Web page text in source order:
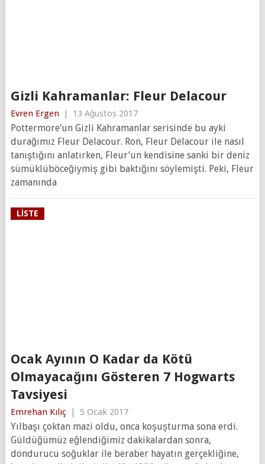
Gizli Kahramanlar: Fleur Delacour
Evren Ergen | 13 Ağustos 2017
Pottermore‘un Gizli Kahramanlar serisinde bu ayki
durağımız Fleur Delacour. Ron, Fleur Delacour ile nasıl
tanıştığını anlatırken, Fleur’un kendisine sanki bir deniz
sümüklüböceğiymiş gibi baktığını söylemişti. Peki, Fleur
zamanında
LISTE
Ocak Ayının O Kadar da Kötü
Olmayacağını Gösteren 7 Hogwarts
Tavsiyesi
Emrehan Kılıç | 5 Ocak 2017
Yılbaşı çoktan mazi oldu, onca koşuşturma sona erdi.
Güldüğümüz eğlendiğimiz dakikalardan sonra,
dondurucu soğuklar ile beraber hayatın gerçekliğine,